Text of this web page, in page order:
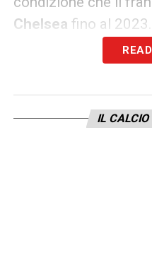
Chelsea fino al 2023.
In caso di fumata
trattativa cheIL